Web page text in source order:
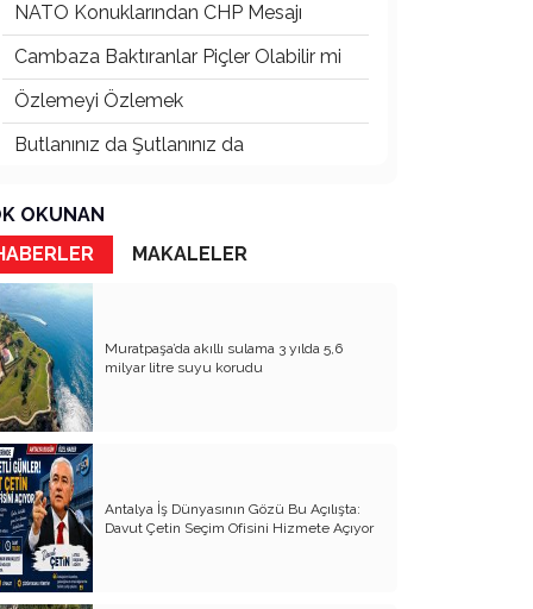
NATO Konuklarından CHP Mesajı
Cambaza Baktıranlar Piçler Olabilir mi
Özlemeyi Özlemek
Butlanınız da Şutlanınız da
Siyasetin Kökleri Köklerin Siyaseti
Nereye CHP Nereye
Öf Öf de Öf Öf
Birbirimizi Anlasak mı
Kapitalist Yaşam Tarzına İslami
Ekonomi
Mayıs’ta öldürüldük, Haziran’da direndik.
İki Miras T.C ve CHP
Atanı Tanımak Gurur Verir
Entel Entel İşletiliyoruz
OKUNAN
MAKALELER
Muratpaşa’da akıllı sulama 3 yılda 5,6
milyar litre suyu korudu
Antalya İş Dünyasının Gözü Bu Açılışta:
Davut Çetin Seçim Ofisini Hizmete Açıyor